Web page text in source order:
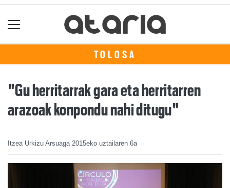
TOLOSA
"Gu herritarrak gara eta herritarren
arazoak konpondu nahi ditugu"
Itzea Urkizu Arsuaga 2015eko uztailaren 6a